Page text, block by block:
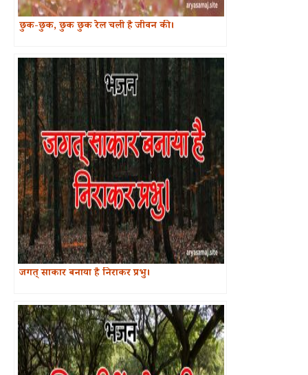
छुक-छुक, छुक छुक रेल चली है जीवन की।
जगत् साकार बनाया है निराकर प्रभु।